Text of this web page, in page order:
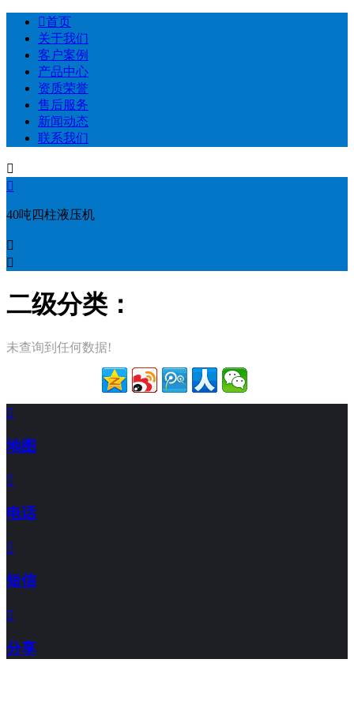
首页
关于我们
客户案例
产品中心
资质荣誉
售后服务
新闻动态
联系我们


40吨四柱液压机


二级分类：
未查询到任何数据!

地图

电话

短信

分享